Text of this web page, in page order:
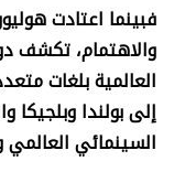
فبينما اعتادت
العالمية بلغات
إلى بولندا
السينمائي العالمي